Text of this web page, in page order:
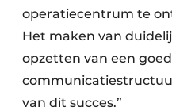
operatiecentrum te
Het maken van
opzetten van een
van dit succes.”